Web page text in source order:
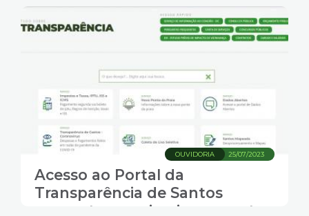
25/07/2023
OUVIDORIA
Acesso ao Portal da
Transparência de Santos
aumenta no primeiro semestre